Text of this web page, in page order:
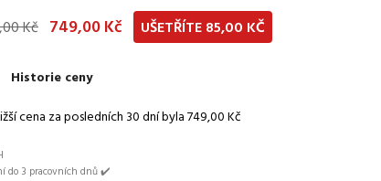
Kč 749,00 Kč UŠETŘÍTE 85,00 KČ
Historie ceny
cena za posledních 30 dní byla749,00 Kč
do 3 pracovních dnů ✔️